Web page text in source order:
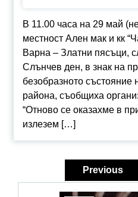
В 11.00 часа на 29 май
местност Ален мак и кк
Варна – Златни пясъци,
Слънчев ден, в знак на
безобразното състояние
района, съобщиха
“Отново се оказахме в
излезем […]
Previous